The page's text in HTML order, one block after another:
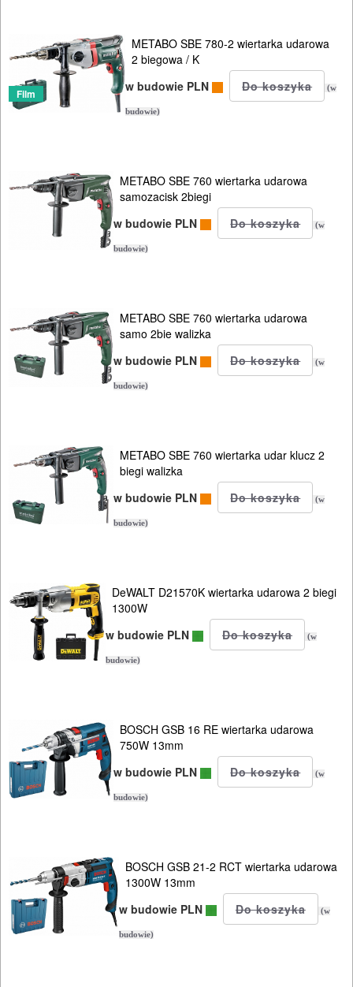
proste
szlifierki
stołowe
tarczowe
szlifierki
taśmowe
drewna
ukośnice
wielofunkcyjne
wiertarki
ręczne
bezudarowe
wiertarki
stołowe
wkrętarki
sieciowe
wycinarki
styropianu
zgrzewarki
zszywacze
Film
METABO SBE 780-2 wiertarka udarowa
2 biegowa / K
w budowie PLN
(w
budowie)
METABO SBE 760 wiertarka udarowa
samozacisk 2biegi
w budowie PLN
(w
budowie)
METABO SBE 760 wiertarka udarowa
samo 2bie walizka
w budowie PLN
(w
budowie)
METABO SBE 760 wiertarka udar klucz 2
biegi walizka
w budowie PLN
(w
budowie)
DeWALT D21570K wiertarka udarowa 2 biegi
1300W
w budowie PLN
(w
budowie)
BOSCH GSB 16 RE wiertarka udarowa
750W 13mm
w budowie PLN
(w
budowie)
BOSCH GSB 21-2 RCT wiertarka udarowa
1300W 13mm
w budowie PLN
(w
budowie)